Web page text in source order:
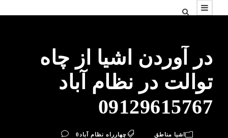
در آوردن اشیا از چاه
توالت در نظام آباد
09129615767
اشیا مناطق چهارراه نظام آباد0